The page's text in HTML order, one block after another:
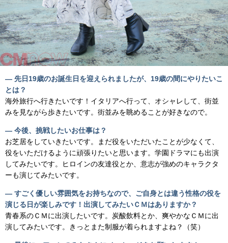
― 先日19歳のお誕生日を迎えられましたが、19歳の間にやりたいこ
とは？
海外旅行へ行きたいです！イタリアへ行って、オシャレして、街並
みを見ながら歩きたいです。街並みを眺めることが好きなので。
― 今後、挑戦したいお仕事は？
お芝居をしていきたいです。まだ役をいただいたことが少なくて、
役をいただけるように頑張りたいと思います。学園ドラマにも出演
してみたいです。ヒロインの友達役とか、意志が強めのキャラクタ
ーも演じてみたいです。
― すごく優しい雰囲気をお持ちなので、ご自身とは違う性格の役を
演じる日が楽しみです！出演してみたいＣＭはありますか？
青春系のＣＭに出演したいです。炭酸飲料とか、爽やかなＣＭに出
演してみたいです。きっとまた制服が着られますよね？（笑）